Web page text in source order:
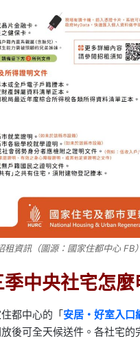
資訊（圖源：國家住都中心 FB）
中央社宅怎麼
都中心的「安居・好室入口
後可全天候送件。各社宅的